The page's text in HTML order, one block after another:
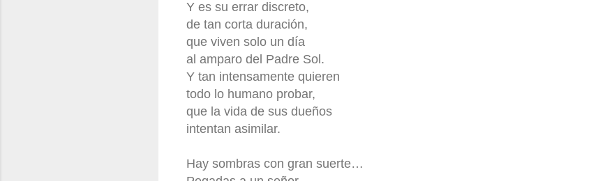
Y es su errar discreto,
de tan corta duración,
que viven solo un día
al amparo del Padre Sol.
Y tan intensamente quieren
todo lo humano probar,
que la vida de sus dueños
intentan asimilar.
Hay sombras con gran suerte…